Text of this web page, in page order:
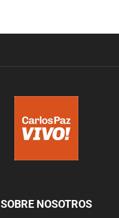
SOBRE NOSOTROS